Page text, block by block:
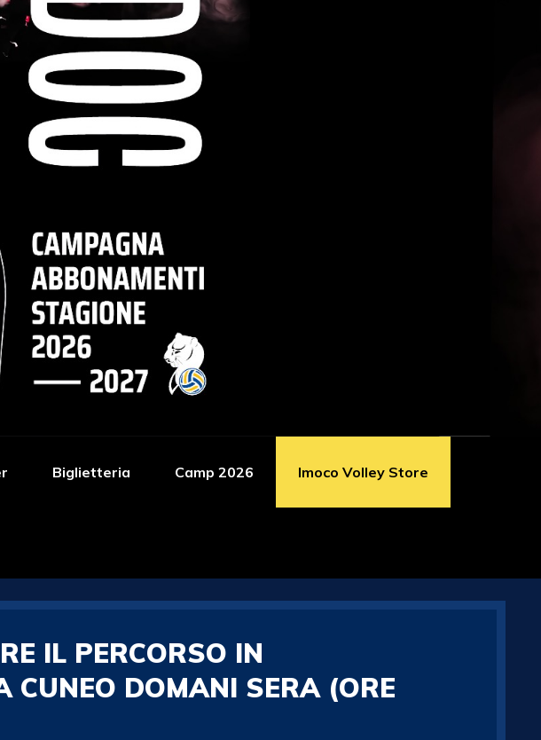
Biglietteria Camp 2026 Imoco Volley Store
IL PERCORSO IN
CUNEO DOMANI SERA (ORE